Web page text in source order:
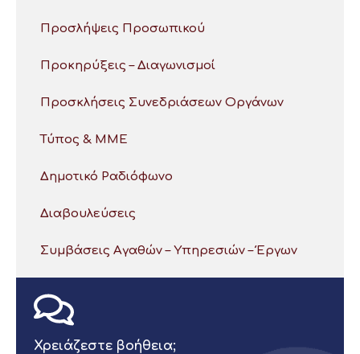
Προσλήψεις Προσωπικού
Προκηρύξεις – Διαγωνισμοί
Προσκλήσεις Συνεδριάσεων Οργάνων
Τύπος & ΜΜΕ
Δημοτικό Ραδιόφωνο
Διαβουλεύσεις
Συμβάσεις Αγαθών – Υπηρεσιών – Έργων
Χρειάζεστε βοήθεια;